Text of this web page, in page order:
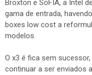
Broxton e SoFIA, a Intel
gama de entrada,
boxes low cost a
modelos.
O x3 é fica sem
continuar a ser enviados